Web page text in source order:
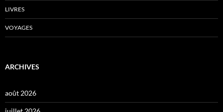
LIVRES
VOYAGES
ARCHIVES
août 2026